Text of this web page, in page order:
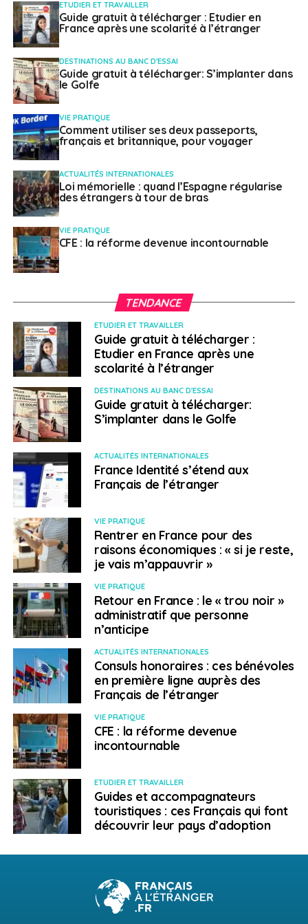
ETUDIER ET TRAVAILLER
Guide gratuit à télécharger : Etudier en
France après une scolarité à l’étranger
DESTINATIONS AU BANC D'ESSAI
Guide gratuit à télécharger: S’implanter dans
le Golfe
VIE PRATIQUE
Comment utiliser ses deux passeports,
français et britannique, pour voyager
ACTUALITÉS INTERNATIONALES
Loi mémorielle : quand l’Espagne régularise
des étrangers à tour de bras
VIE PRATIQUE
CFE : la réforme devenue incontournable
TENDANCE
ETUDIER ET TRAVAILLER
Guide gratuit à télécharger :
Etudier en France après une
scolarité à l’étranger
DESTINATIONS AU BANC D'ESSAI
Guide gratuit à télécharger:
S’implanter dans le Golfe
ACTUALITÉS INTERNATIONALES
France Identité s’étend aux
Français de l’étranger
VIE PRATIQUE
Rentrer en France pour des
raisons économiques : « si je reste,
je vais m’appauvrir »
VIE PRATIQUE
Retour en France : le « trou noir »
administratif que personne
n’anticipe
ACTUALITÉS INTERNATIONALES
Consuls honoraires : ces bénévoles
en première ligne auprès des
Français de l’étranger
VIE PRATIQUE
CFE : la réforme devenue
incontournable
ETUDIER ET TRAVAILLER
Guides et accompagnateurs
touristiques : ces Français qui font
découvrir leur pays d’adoption